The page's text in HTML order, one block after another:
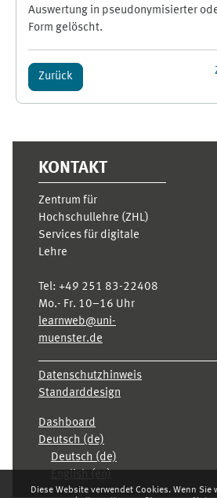
Diese Website verwendet Cookies. Wenn Sie
Auswertung in pseudonymisierter
Form gelöscht.
Zurück
KONTAKT
Zentrum für
Hochschullehre (ZHL)
Services für digitale
Lehre
Tel: +49 251 83-22408
Mo.- Fr. 10–16 Uhr
learnweb@uni-
muenster.de
Datenschutzhinweis
Standarddesign
Dashboard
Deutsch ‎(de)‎
Deutsch ‎(de)‎